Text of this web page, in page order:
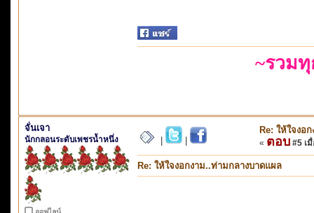
~รวม
จั่นเจา
นักกลอนระดับเพชรน้ำหนึ่ง
Re: ให้ใจงอ
« ตอบ #5 เ
Re: ให้ใจงอกงาม..ท่ามกลางบาดแผล